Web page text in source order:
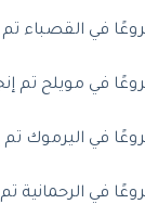
القصباء تم
مويلح تم
اليرموك تم
الرحمانية تم